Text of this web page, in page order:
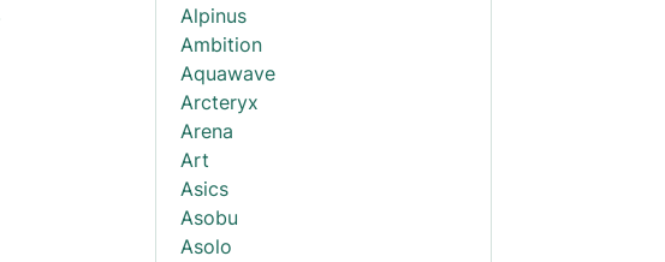
Alpinus
Ambition
Aquawave
Arcteryx
Arena
Art
Asics
Asobu
Asolo